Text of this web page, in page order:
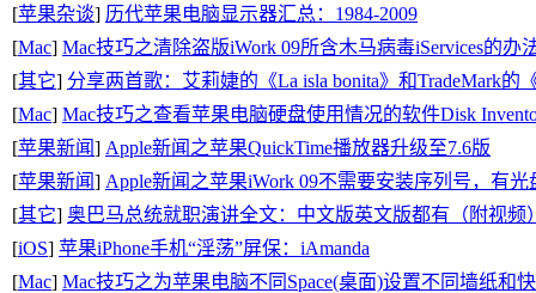
[苹果杂谈] 历代苹果电脑显示器汇总：1984-2009
[Mac] Mac技巧之清除盗版iWork 09所含木马病毒iServices的办
[其它] 分享两首歌：艾莉婕的《La isla bonita》和TradeMark的
[Mac] Mac技巧之查看苹果电脑硬盘使用情况的软件Disk
[苹果新闻] Apple新闻之苹果QuickTime播放器升级至7.6版
[苹果新闻] Apple新闻之苹果iWork 09不需要安装序列号，有光
[其它] 奥巴马总统就职演讲全文：中文版英文版都有（附视频
[iOS] 苹果iPhone手机“淫荡”屏保：iAmanda
[Mac] Mac技巧之为苹果电脑不同Space(桌面)设置不同墙纸和